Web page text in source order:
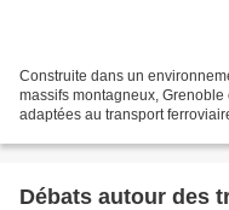
Construite dans un
massifs montagneux,
adaptées au transport
Débats autour des